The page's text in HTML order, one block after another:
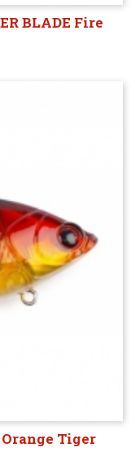
BLADE Fire
Tiger